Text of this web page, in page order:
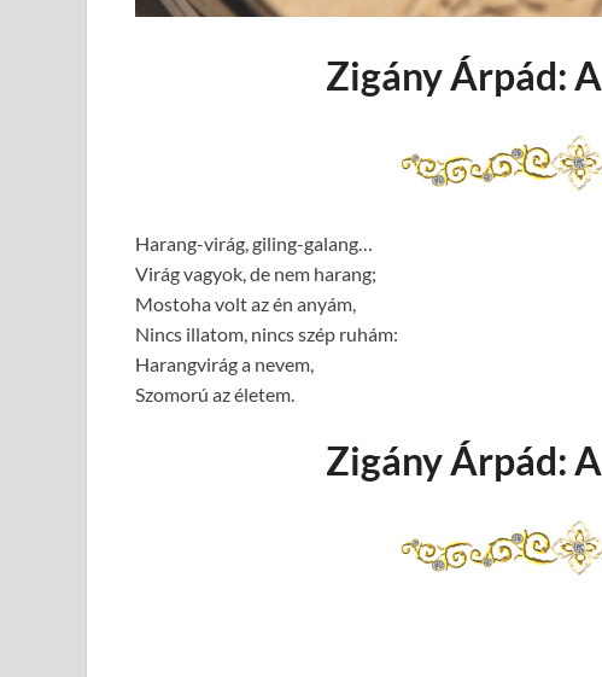
Zigány Árpád:
Harang-virág, giling-galang…
Virág vagyok, de nem harang;
Mostoha volt az én anyám,
Nincs illatom, nincs szép ruhám:
Harangvirág a nevem,
Szomorú az életem.
Zigány Árpád: